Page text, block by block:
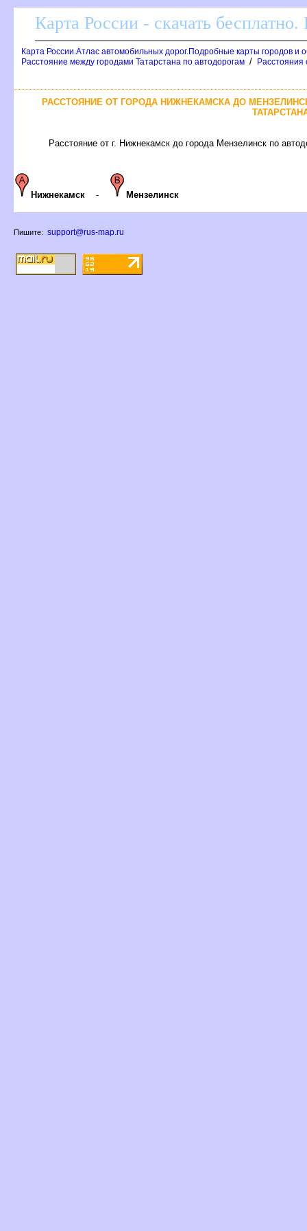
Карта России - скачать
Карта России.Атлас автомобильных дорог.Подробные карты городов и
Расстояние между городами Татарстана по автодорогам / Расстояния
РАССТОЯНИЕ ОТ ГОРОДА НИЖНЕКАМСКА ДО
Расстояние от г. Нижнекамск до города Мензелинск по
Нижнекамск - Мензелинск
Пишите: support@rus-map.ru